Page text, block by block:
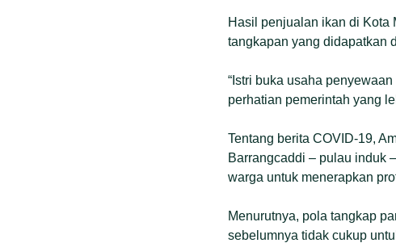
Hasil penjualan ikan di Kota
tangkapan yang didapatkan
“Istri buka usaha
perhatian pemerintah yang
Tentang berita COVID-19,
Barrangcaddi – pulau induk
warga untuk menerapkan
Menurutnya, pola tangkap
sebelumnya tidak cukup